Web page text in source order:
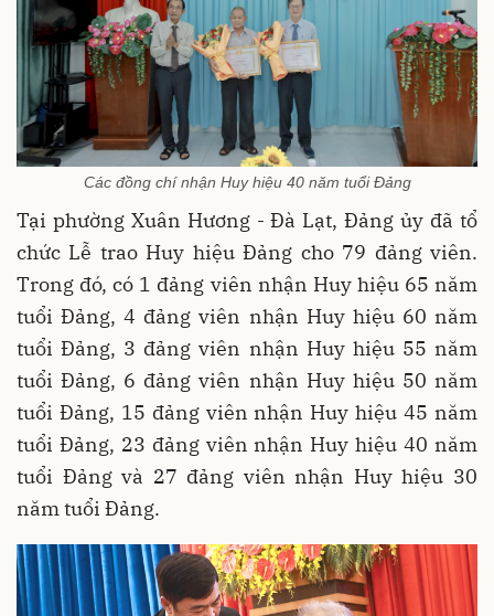
Các đồng chí nhận Huy hiệu 40 năm tuổi Đảng
Tại phường Xuân Hương - Đà Lạt, Đảng ủy đã tổ
chức Lễ trao Huy hiệu Đảng cho 79 đảng viên.
Trong đó, có 1 đảng viên nhận Huy hiệu 65 năm
tuổi Đảng, 4 đảng viên nhận Huy hiệu 60 năm
tuổi Đảng, 3 đảng viên nhận Huy hiệu 55 năm
tuổi Đảng, 6 đảng viên nhận Huy hiệu 50 năm
tuổi Đảng, 15 đảng viên nhận Huy hiệu 45 năm
tuổi Đảng, 23 đảng viên nhận Huy hiệu 40 năm
tuổi Đảng và 27 đảng viên nhận Huy hiệu 30
năm tuổi Đảng.